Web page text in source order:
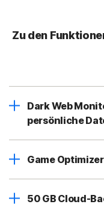
Zu den
Dark Web
persönliche
Game Optimizer
50 GB Cloud-